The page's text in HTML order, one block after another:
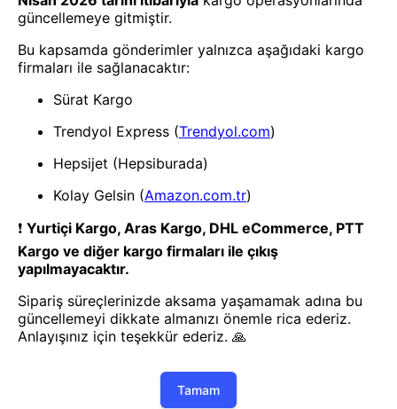
1
- Yenilik ve hızı keşfedin, işinizi
daha etkili ve verimli bir şekilde
yönetin!
Google Play